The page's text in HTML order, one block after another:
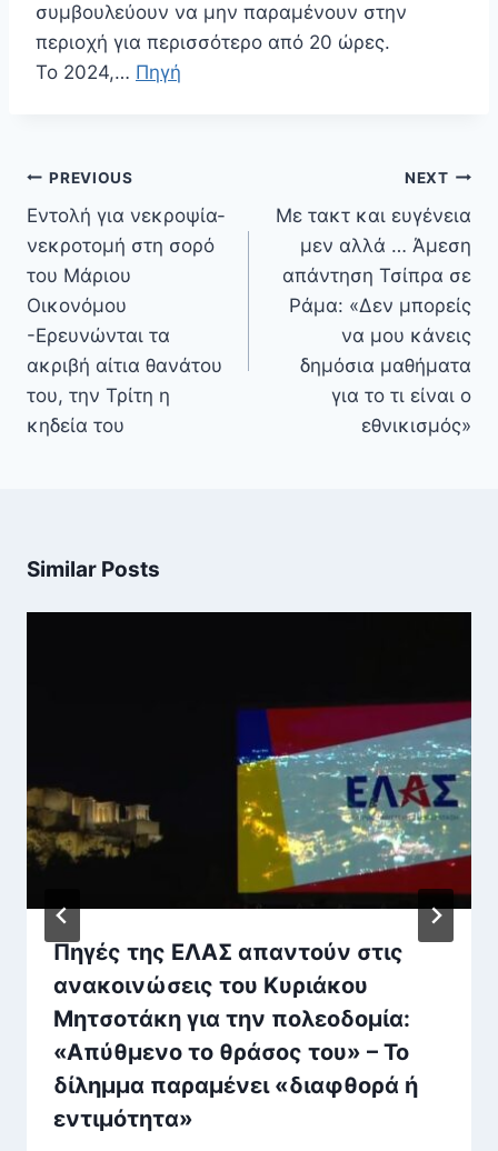
συμβουλεύουν να μην παραμένουν στην
περιοχή για περισσότερο από 20 ώρες.
Το 2024,… Πηγή
Πλοήγηση
άρθρων
PREVIOUS
Εντολή για νεκροψία-
νεκροτομή στη σορό
του Μάριου
Οικονόμου
-Ερευνώνται τα
ακριβή αίτια θανάτου
του, την Τρίτη η
κηδεία του
NEXT
Με τακτ και ευγένεια
μεν αλλά … Άμεση
απάντηση Τσίπρα σε
Ράμα: «Δεν μπορείς
να μου κάνεις
δημόσια μαθήματα
για το τι είναι ο
εθνικισμός»
Similar Posts
Πηγές της ΕΛΑΣ απαντούν στις
ανακοινώσεις του Κυριάκου
Μητσοτάκη για την πολεοδομία:
«Απύθμενο το θράσος του» – Το
δίλημμα παραμένει «διαφθορά ή
εντιμότητα»